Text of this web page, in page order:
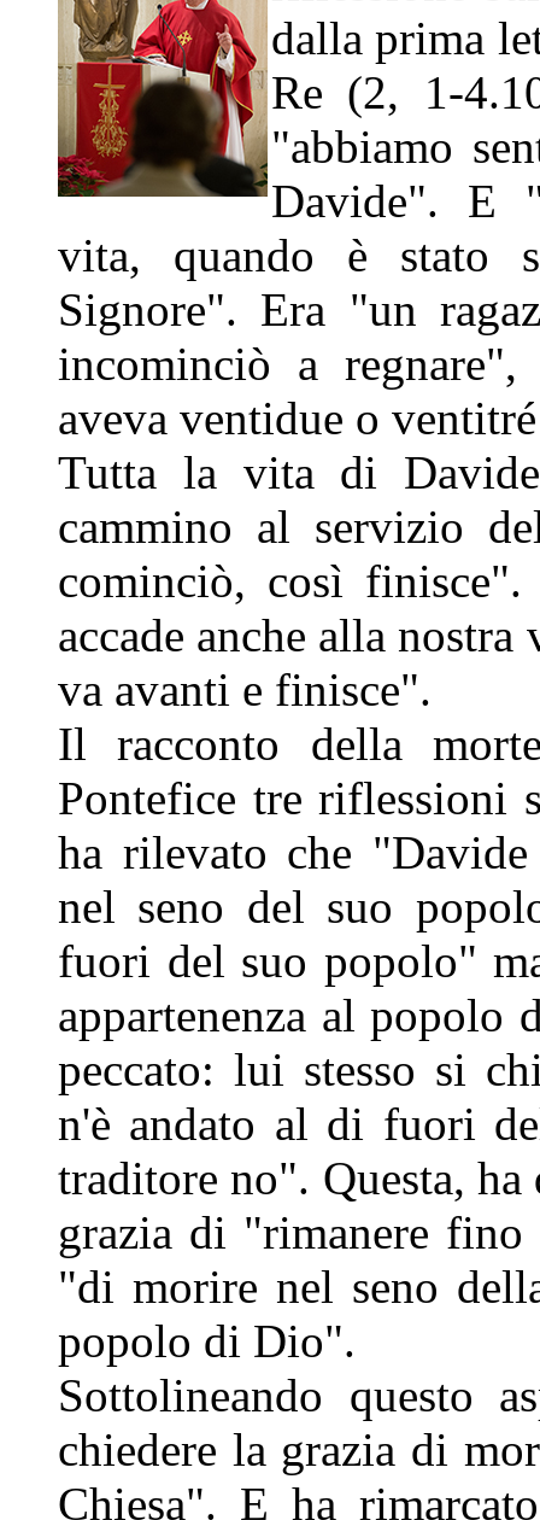
dalla prima
Re (2, 1-
"abbiamo
Davide". E
vita, quando è stato
Signore". Era "un
incominciò a
aveva ventidue o
Tutta la vita di
cammino al servizio
cominciò, così
accade anche alla
va avanti e finisce".
Il racconto della
Pontefice tre riflessioni
ha rilevato che
nel seno del suo
fuori del suo popolo"
appartenenza al
peccato: lui stesso si
n'è andato al di fuori
traditore no". Questa,
grazia di "rimanere
"di morire nel seno
popolo di Dio".
Sottolineando questo
chiedere la grazia di
Chiesa". E ha